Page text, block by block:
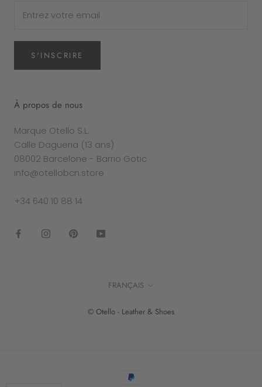
S'INSCRIRE
À propos de nous
Marque Otello S.L.
Calle Dagueria (13 ans)
08002 Barcelone - Barrio Gotic
info@otellobcn.store
+34 640 10 88 14
Langue
FRANÇAIS
© Otello - Leather & Shoes